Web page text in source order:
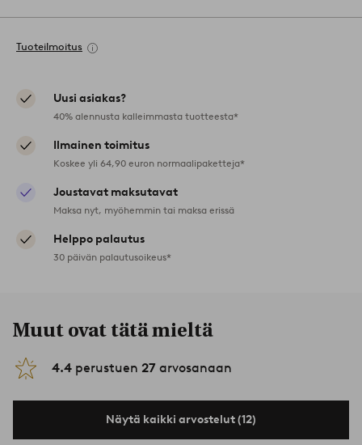
Tuoteilmoitus
Uusi asiakas?
40% alennusta kalleimmasta tuotteesta*
Ilmainen toimitus
Koskee yli 64,90 euron normaalipaketteja*
Joustavat maksutavat
Maksa nyt, myöhemmin tai maksa erissä
Helppo palautus
30 päivän palautusoikeus*
Muut ovat tätä mieltä
4.4 perustuen 27 arvosanaan
Näytä kaikki arvostelut (12)